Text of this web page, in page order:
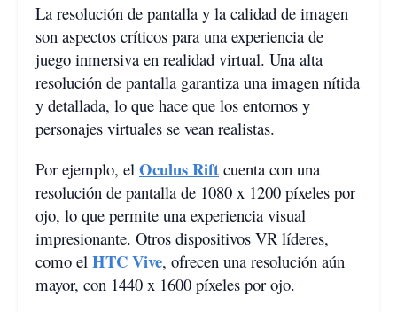
La resolución de pantalla y la calidad de imagen
son aspectos críticos para una experiencia de
juego inmersiva en realidad virtual. Una alta
resolución de pantalla garantiza una imagen nítida
y detallada, lo que hace que los entornos y
personajes virtuales se vean realistas.
Por ejemplo, el Oculus Rift cuenta con una
resolución de pantalla de 1080 x 1200 píxeles por
ojo, lo que permite una experiencia visual
impresionante. Otros dispositivos VR líderes,
como el HTC Vive, ofrecen una resolución aún
mayor, con 1440 x 1600 píxeles por ojo.